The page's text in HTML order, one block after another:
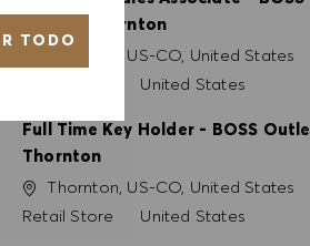
TODO
Outlet, Thornton
Thornton, US-CO, United States
United States
Full Time Key Holder - BOSS
Thornton
Ubicación
Thornton, US-CO, United States
Categoría
Retail Store United States